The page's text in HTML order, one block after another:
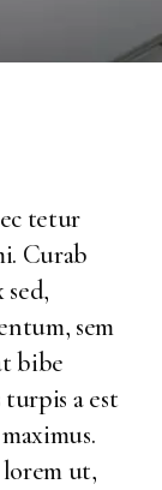
tetur
Curab
sem
bibe
a est
ut,